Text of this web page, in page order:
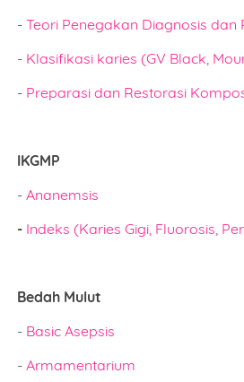
-Teori Penegakan Diagnosis dan
- Klasifikasi karies (GV Black,
- Preparasi dan Restorasi
IKGMP
-Ananemsis
- Indeks (Karies Gigi, Fluorosis,
Bedah Mulut
- Basic Asepsis
-Armamentarium